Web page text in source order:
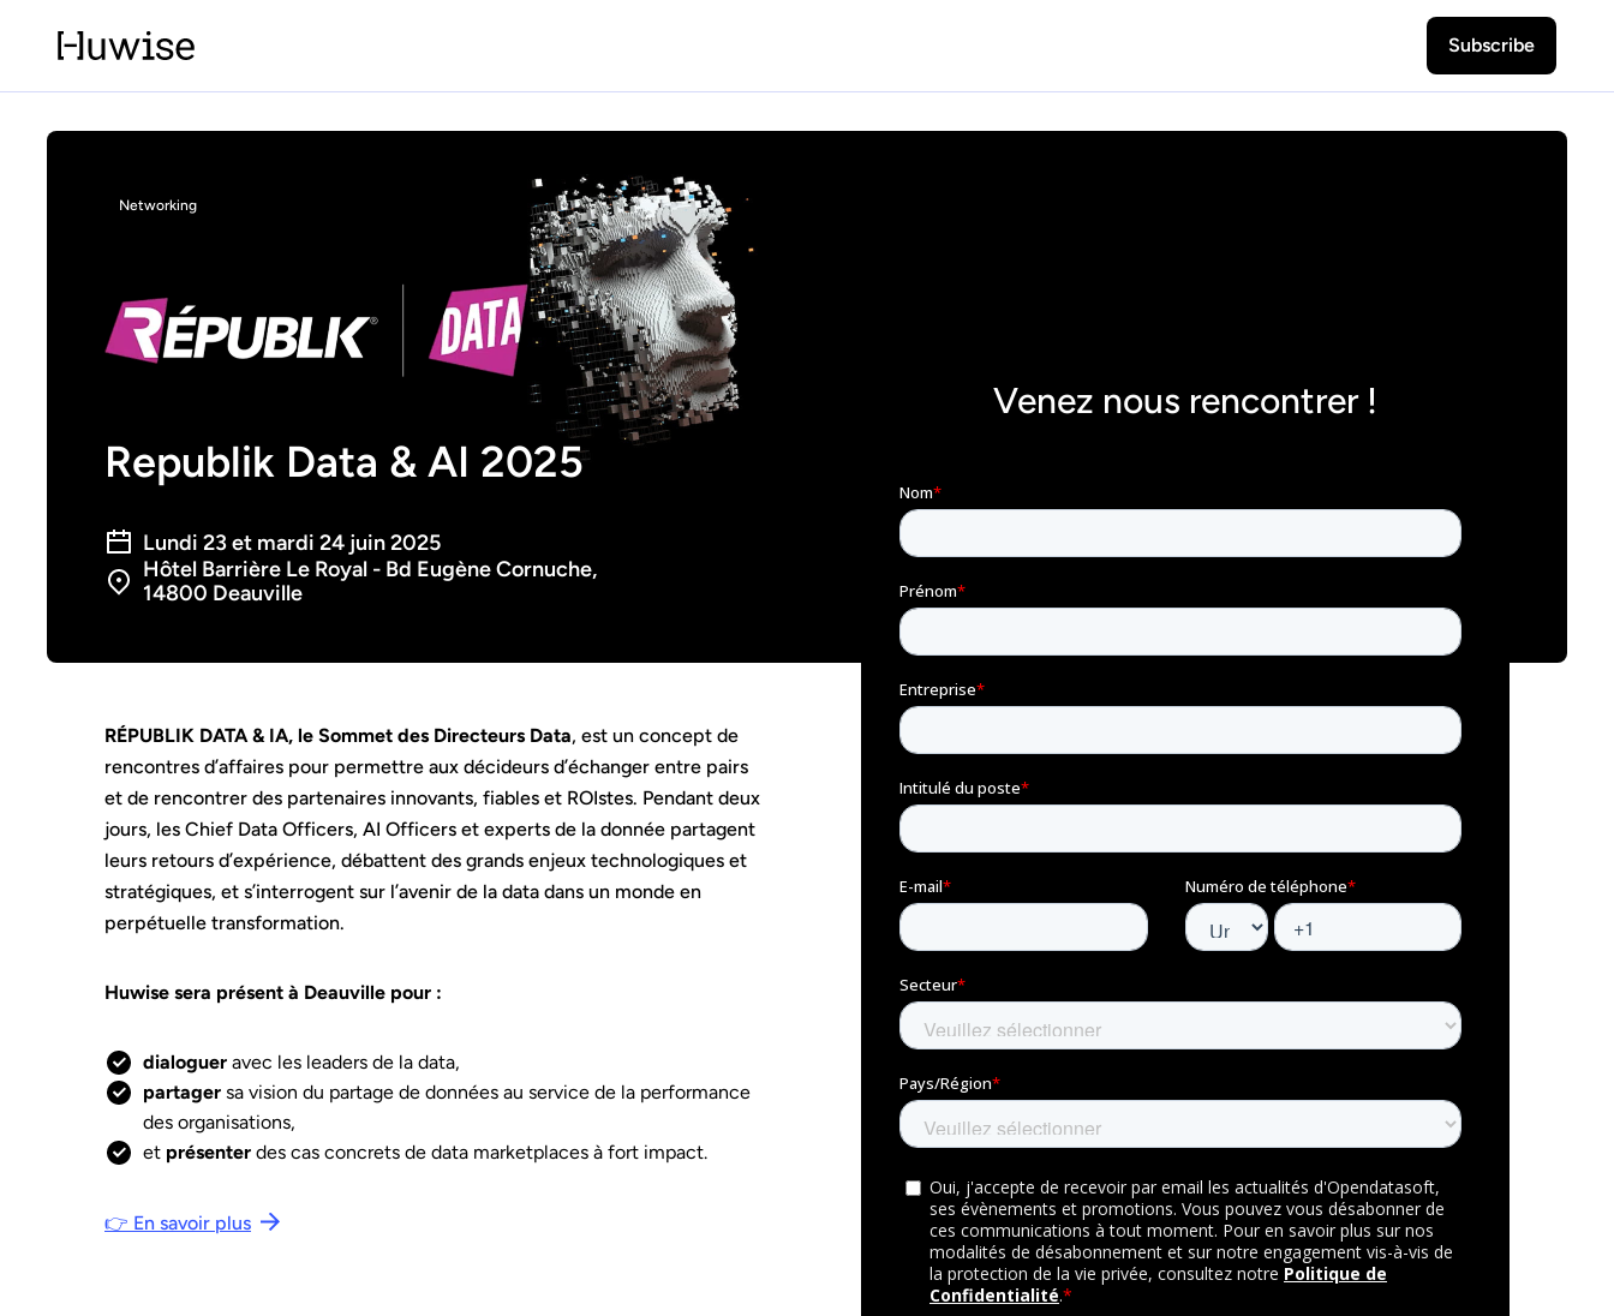
Subscribe
Networking
Republik Data & AI 2025
Lundi 23 et mardi 24 juin 2025
Hôtel Barrière Le Royal - Bd Eugène Cornuche,
14800 Deauville
RÉPUBLIK DATA & IA, le Sommet des Directeurs Data, est un concept de
rencontres d’affaires pour permettre aux décideurs d’échanger entre pairs
et de rencontrer des partenaires innovants, fiables et ROIstes. Pendant deux
jours, les Chief Data Officers, AI Officers et experts de la donnée partagent
leurs retours d’expérience, débattent des grands enjeux technologiques et
stratégiques, et s’interrogent sur l’avenir de la data dans un monde en
perpétuelle transformation.
Huwise sera présent à Deauville pour :
dialoguer avec les leaders de la data,
partager sa vision du partage de données au service de la performance
des organisations,
et présenter des cas concrets de data marketplaces à fort impact.
👉 En savoir plus
Venez nous rencontrer !